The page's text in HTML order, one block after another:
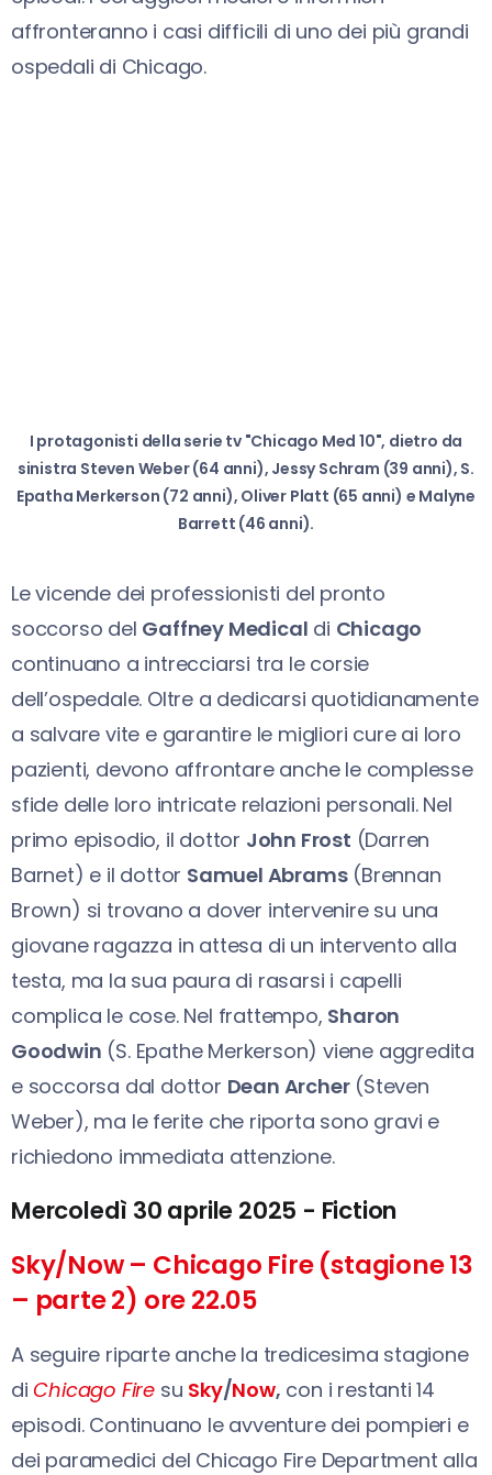
affronteranno i casi difficili di uno dei più grandi
ospedali di Chicago.
I protagonisti della serie tv "Chicago Med 10", dietro da
sinistra Steven Weber (64 anni), Jessy Schram (39 anni), S.
Epatha Merkerson (72 anni), Oliver Platt (65 anni) e Malyne
Barrett (46 anni).
Le vicende dei professionisti del pronto
soccorso del Gaffney Medical di Chicago
continuano a intrecciarsi tra le corsie
dell’ospedale. Oltre a dedicarsi quotidianamente
a salvare vite e garantire le migliori cure ai loro
pazienti, devono affrontare anche le complesse
sfide delle loro intricate relazioni personali. Nel
primo episodio, il dottor John Frost (Darren
Barnet) e il dottor Samuel Abrams(Brennan
Brown) si trovano a dover intervenire su una
giovane ragazza in attesa di un intervento alla
testa, ma la sua paura di rasarsi i capelli
complica le cose. Nel frattempo, Sharon
Goodwin (S. Epathe Merkerson) viene aggredita
e soccorsa dal dottor Dean Archer(Steven
Weber), ma le ferite che riporta sono gravi e
richiedono immediata attenzione.
Mercoledì 30 aprile 2025 - Fiction
Sky/Now – Chicago Fire (stagione 13
– parte 2) ore 22.05
A seguire riparte anche la tredicesima stagione
diChicago Fire su Sky/Now, con i restanti 14
episodi. Continuano le avventure dei pompieri e
dei paramedici del Chicago Fire Department alla